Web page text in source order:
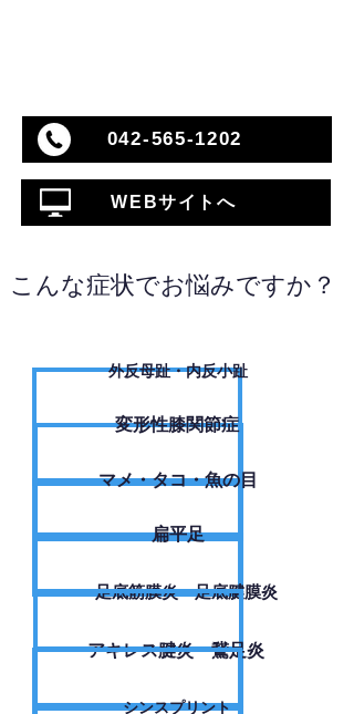
042-565-1202
WEBサイトへ
こんな症状でお悩みですか？
外反母趾・内反小趾
変形性膝関節症
​マメ・タコ・魚の目
扁平足
足底筋膜炎・足底腱膜炎
アキレス腱炎・鵞足炎
シンスプリント